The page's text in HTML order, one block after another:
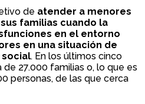
de atender a menores
familias cuando la
en el entorno
en una situación de
. En los últimos cinco
27.000 familias o, lo que es
personas, de las que cerca